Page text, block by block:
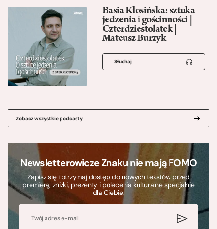
Basia Kłosińska: sztuka
jedzenia i gościnności |
Czterdziestolatek |
Mateusz Burzyk
Słuchaj
Zobacz wszystkie podcasty
Newsletterowicze Znaku nie mają FOMO
Zapisz się i otrzymaj dostęp do nowych tekstów przed
premierą, zniżki, prezenty i polecenia kulturalne specjalnie
dla Ciebie.